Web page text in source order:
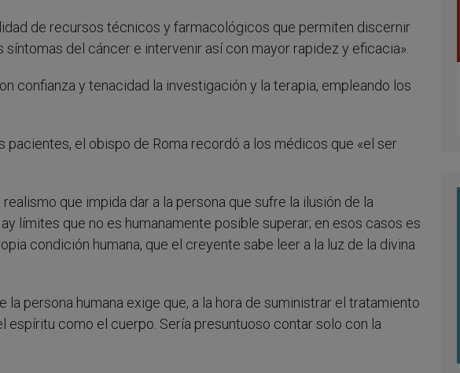
de recursos técnicos y farmacológicos que permiten discernir
del cáncer e intervenir así con mayor rapidez y eficacia».
confianza y tenacidad la investigación y la terapia, empleando los
pacientes, el obispo de Roma recordó a los médicos que «el ser
que impida dar a la persona que sufre la ilusión de la
límites que no es humanamente posible superar; en esos casos es
condición humana, que el creyente sabe leer a la luz de la divina
persona humana exige que, a la hora de suministrar el tratamiento
espíritu como el cuerpo. Sería presuntuoso contar solo con la